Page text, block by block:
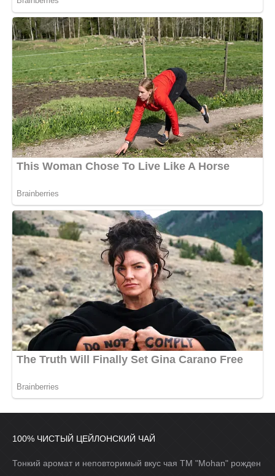
100% ЧИСТЫЙ ЦЕЙЛОНСКИЙ ЧАЙ
Тонкий аромат и неповторимый вкус чая ТМ "Mohan" рожден